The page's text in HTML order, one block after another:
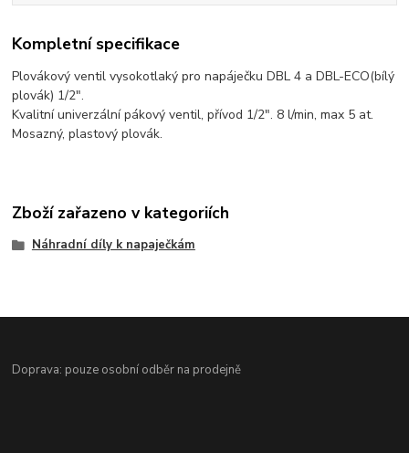
Kompletní specifikace
Plovákový ventil vysokotlaký pro napáječku DBL 4 a DBL-ECO(bílý
plovák) 1/2".
Kvalitní univerzální pákový ventil, přívod 1/2". 8 l/min, max 5 at.
Mosazný, plastový plovák.
Zboží zařazeno v kategoriích
Náhradní díly k napaječkám
Doprava: pouze osobní odběr na prodejně